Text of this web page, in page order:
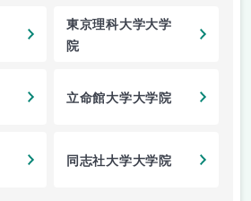
東京理科大学大学
院
立命館大学大学院
同志社大学大学院